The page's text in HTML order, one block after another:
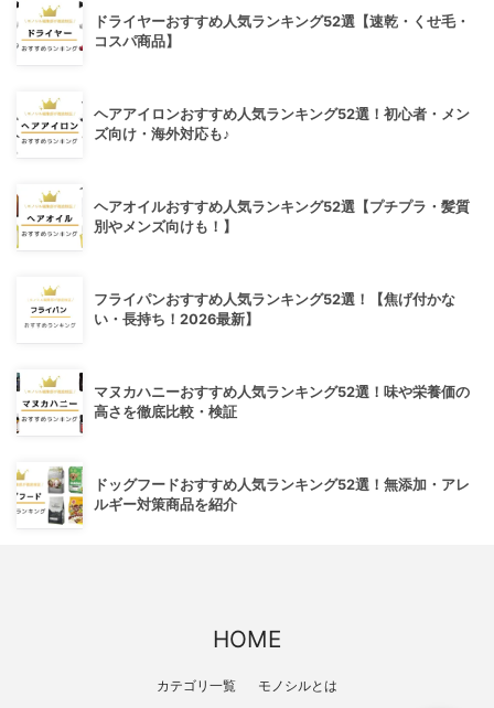
ドライヤーおすすめ人気ランキング52選【速乾・くせ毛・
コスパ商品】
ヘアアイロンおすすめ人気ランキング52選！初心者・メン
ズ向け・海外対応も♪
ヘアオイルおすすめ人気ランキング52選【プチプラ・髪質
別やメンズ向けも！】
フライパンおすすめ人気ランキング52選！【焦げ付かな
い・長持ち！2026最新】
マヌカハニーおすすめ人気ランキング52選！味や栄養価の
高さを徹底比較・検証
ドッグフードおすすめ人気ランキング52選！無添加・アレ
ルギー対策商品を紹介
HOME
カテゴリ一覧 モノシルとは